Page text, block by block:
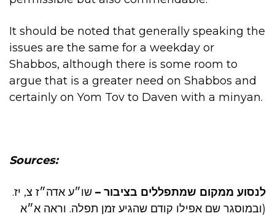
It should be noted that generally speaking the
issues are the same for a weekday or
Shabbos, although there is some room to
argue that is a greater need on Shabbos and
certainly on Yom Tov to Daven with a minyan.
Sources:
לנסוע ממקום שמתפללים בציבור – שו״ע אדה״ז צ, יז.
(ובמוסגר שם אפילו קודם שהגיע זמן תפלה. וראה א״א